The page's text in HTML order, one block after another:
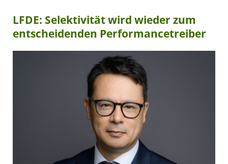
LFDE: Selektivität wird wieder zum
entscheidenden Performancetreiber